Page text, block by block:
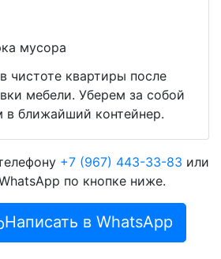
мусора
чистоте квартиры после
мебели. Уберем за собой
в ближайший контейнер.
+7 (967) 443-33-83 или
по кнопке ниже.
Написать в WhatsApp